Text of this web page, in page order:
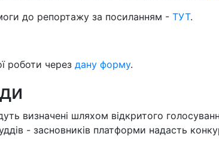
до репортажу за посиланням - ТУТ.
роботи через дану форму.
визначені шляхом відкритого
- засновників платформи надасть